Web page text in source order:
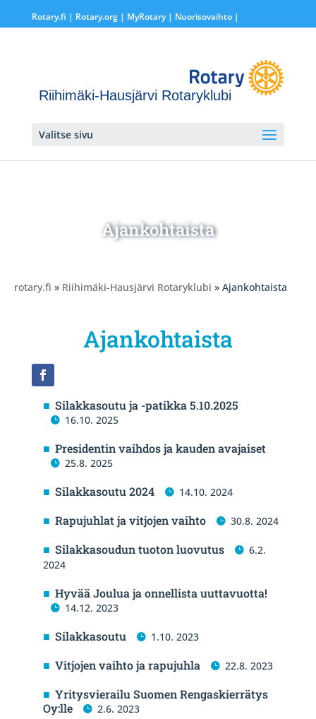
Rotary.fi | Rotary.org| MyRotary | Nuorisovaihto|
Riihimäki-Hausjärvi Rotaryklubi
Valitse sivu
Ajankohtaista
rotary.fi » Riihimäki-Hausjärvi Rotaryklubi » Ajankohtaista
Ajankohtaista
Silakkasoutu ja -patikka 5.10.2025
16.10. 2025
Presidentin vaihdos ja kauden avajaiset
25.8. 2025
Silakkasoutu 2024 14.10. 2024
Rapujuhlat ja vitjojen vaihto 30.8. 2024
Silakkasoudun tuoton luovutus
6.2.
2024
Hyvää Joulua ja onnellista uuttavuotta!
14.12. 2023
Silakkasoutu 1.10. 2023
Vitjojen vaihto ja rapujuhla 22.8. 2023
Yritysvierailu Suomen Rengaskierrätys
Oy:lle
2.6. 2023